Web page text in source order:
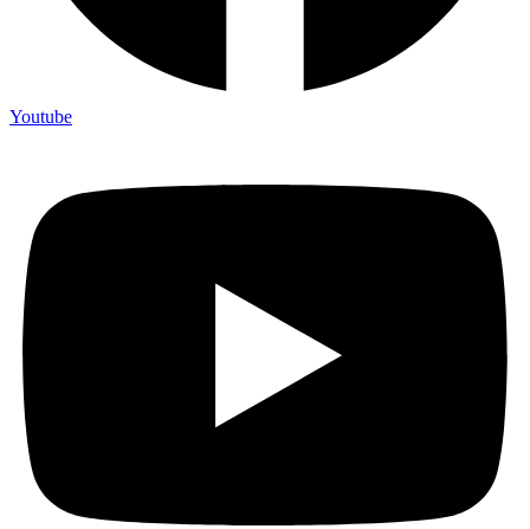
Youtube